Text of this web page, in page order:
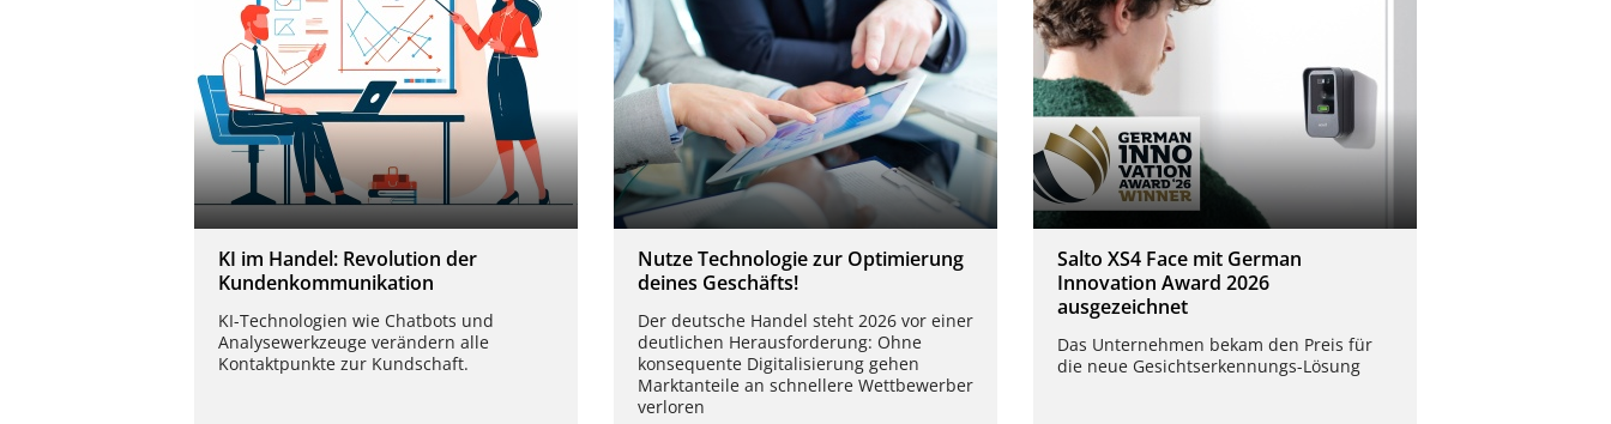
KI im Handel: Revolution der
Kundenkommunikation
KI-Technologien wie Chatbots und
Analysewerkzeuge verändern alle
Kontaktpunkte zur Kundschaft.
Nutze Technologie zur Optimierung
deines Geschäfts!
Der deutsche Handel steht 2026 vor einer
deutlichen Herausforderung: Ohne
konsequente Digitalisierung gehen
Marktanteile an schnellere Wettbewerber
verloren
Salto XS4 Face mit German
Innovation Award 2026
ausgezeichnet
Das Unternehmen bekam den Preis für
die neue Gesichtserkennungs-Lösung